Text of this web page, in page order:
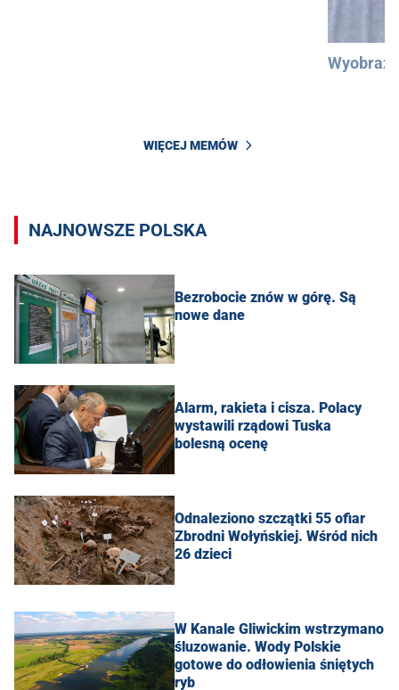
WIĘCEJ MEMÓW
NAJNOWSZE POLSKA
Bezrobocie znów w górę. Są
nowe dane
Alarm, rakieta i cisza. Polacy
wystawili rządowi Tuska
bolesną ocenę
Odnaleziono szczątki 55 ofiar
Zbrodni Wołyńskiej. Wśród nich
26 dzieci
W Kanale Gliwickim wstrzymano
śluzowanie. Wody Polskie
gotowe do odłowienia śniętych
ryb